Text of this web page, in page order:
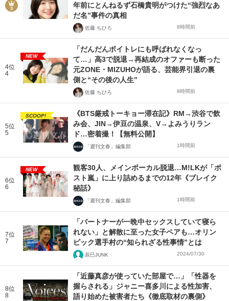
年前にとんねるず石橋貴明がつけた“強烈なあ
だ名”事件の真相
佐藤 ちひろ 8時間前
4位
4
NEW
「だんだんボイトレにも呼ばれなくなっ
て…」高3で脱退→再結成のオファーも断った
元ZONE・MIZUHOが語る、芸能界引退の裏
側と“その後の人生”
佐藤 ちひろ 8時間前
5位
5
SCOOP!
《BTS厳戒トーキョー滞在記》RM→渋谷で飲
み会、JIN→伊豆の温泉、V→よみうりラン
ド…密着撮！【無料公開】
「週刊文春」編集部 1時間前
6位
6
NEW
観客30人、メインボーカル脱退…M!LKが「ポ
スト嵐」に上り詰めるまでの12年《ブレイク
秘話》
「週刊文春」編集部 1時間前
7位
7
「パートナーが一晩中セックスしていて寝ら
れない」と解散に至った女子ペアも…オリン
ピック選手村の“知られざる性事情”とは
辰巳JUNK 2024/07/30
8位
8
「近藤真彦が使っていた部屋で…」「性器を
握らされる」ジャニー喜多川による性加害、
語り始めた被害者たち《徹底取材の裏側》